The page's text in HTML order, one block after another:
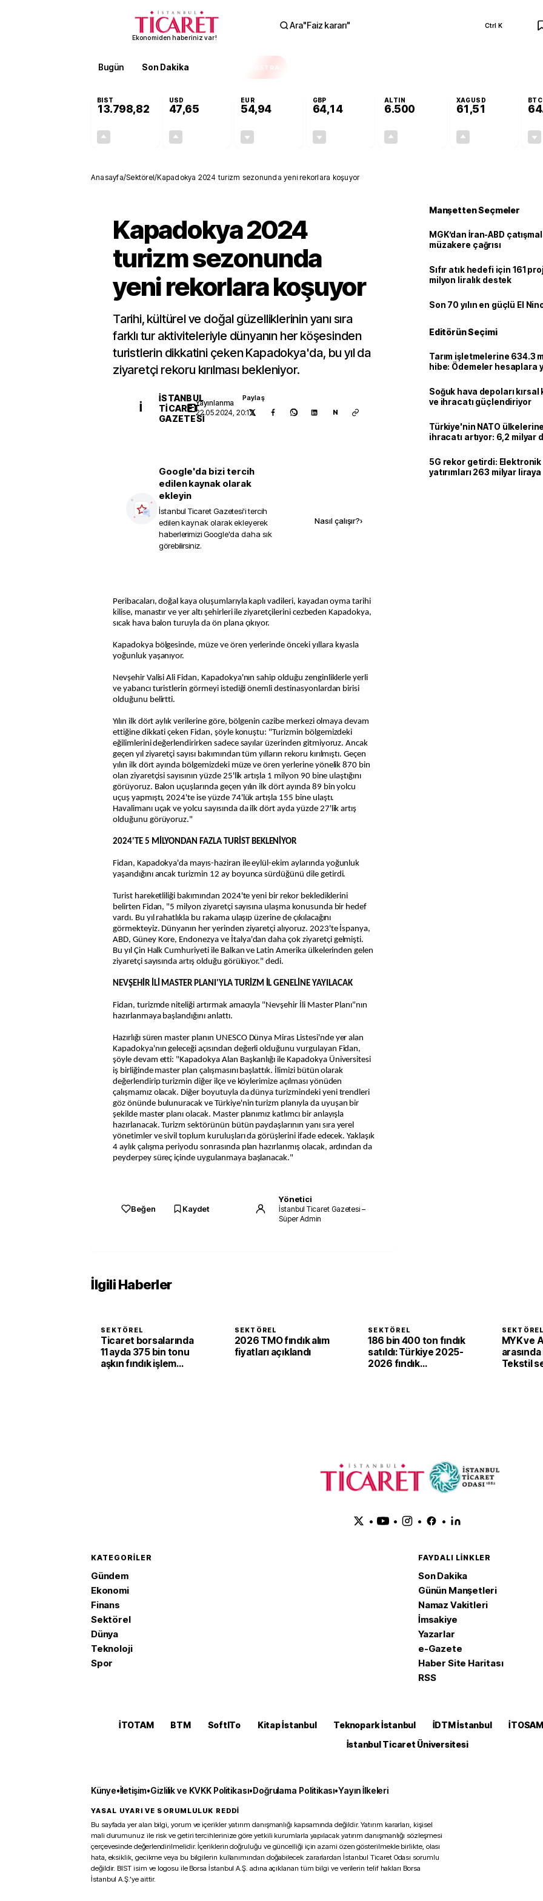
Ekonomiden haberiniz var!
Ara"Faiz kararı" Ctrl K
Bugün Son Dakika EKSTRA
BIST
13.798,82
USD
47,65
EUR
54,94
GBP
64,14
ALTIN
6.500
XAGUSD
61,51
BTC
Anasayfa/Sektörel/Kapadokya 2024 turizm sezonunda yeni rekorlara koşuyor
Kapadokya 2024
turizm sezonunda
yeni rekorlara koşuyor
Tarihi, kültürel ve doğal güzelliklerinin yanı sıra
farklı tur aktiviteleriyle dünyanın her köşesinden
turistlerin dikkatini çeken Kapadokya'da, bu yıl da
ziyaretçi rekoru kırılması bekleniyor.
İ
İSTANBUL
TICARET
GAZETESI
Yayınlanma
22.05.2024, 20:13
Paylaş
N
Google'da bizi tercih
edilen kaynak olarak
ekleyin
İstanbul Ticaret Gazetesi'i tercih
edilen kaynak olarak ekleyerek
haberlerimizi Google'da daha sık
görebilirsiniz.
Nasıl çalışır?›
Peribacaları, doğal kaya oluşumlarıyla kaplı vadileri, kayadan oyma tarihi
kilise, manastır ve yer altı şehirleri ile ziyaretçilerini cezbeden Kapadokya,
sıcak hava balon turuyla da ön plana çıkıyor.
Kapadokya bölgesinde, müze ve ören yerlerinde önceki yıllara kıyasla
yoğunluk yaşanıyor.
Nevşehir Valisi Ali Fidan, Kapadokya'nın sahip olduğu zenginliklerle yerli
ve yabancı turistlerin görmeyi istediği önemli destinasyonlardan birisi
olduğunu belirtti.
Yılın ilk dört aylık verilerine göre, bölgenin cazibe merkezi olmaya devam
ettiğine dikkati çeken Fidan, şöyle konuştu: "Turizmin bölgemizdeki
eğilimlerini değerlendirirken sadece sayılar üzerinden gitmiyoruz. Ancak
geçen yıl ziyaretçi sayısı bakımından tüm yılların rekoru kırılmıştı. Geçen
yılın ilk dört ayında bölgemizdeki müze ve ören yerlerine yönelik 870 bin
olan ziyaretçisi sayısının yüzde 25'lik artışla 1 milyon 90 bine ulaştığını
görüyoruz. Balon uçuşlarında geçen yılın ilk dört ayında 89 bin yolcu
uçuş yapmıştı, 2024'te ise yüzde 74'lük artışla 155 bine ulaştı.
Havalimanı uçak ve yolcu sayısında da ilk dört ayda yüzde 27'lik artış
olduğunu görüyoruz."
2024'TE 5 MİLYONDAN FAZLA TURİST BEKLENİYOR
Fidan, Kapadokya'da mayıs-haziran ile eylül-ekim aylarında yoğunluk
yaşandığını ancak turizmin 12 ay boyunca sürdüğünü dile getirdi.
Turist hareketliliği bakımından 2024'te yeni bir rekor beklediklerini
belirten Fidan, "5 milyon ziyaretçi sayısına ulaşma konusunda bir hedef
vardı. Bu yıl rahatlıkla bu rakama ulaşıp üzerine de çıkılacağını
görmekteyiz. Dünyanın her yerinden ziyaretçi alıyoruz. 2023'te İspanya,
ABD, Güney Kore, Endonezya ve İtalya'dan daha çok ziyaretçi gelmişti.
Bu yıl Çin Halk Cumhuriyeti ile Balkan ve Latin Amerika ülkelerinden gelen
ziyaretçi sayısında artış olduğu görülüyor." dedi.
NEVŞEHİR İLİ MASTER PLANI'YLA TURİZM İL GENELİNE YAYILACAK
Fidan, turizmde niteliği artırmak amacıyla "Nevşehir İli Master Planı"nın
hazırlanmaya başlandığını anlattı.
Hazırlığı süren master planın UNESCO Dünya Miras Listesi'nde yer alan
Kapadokya'nın geleceği açısından değerli olduğunu vurgulayan Fidan,
şöyle devam etti: "Kapadokya Alan Başkanlığı ile Kapadokya Üniversitesi
iş birliğinde master plan çalışmasını başlattık. İlimizi bütün olarak
değerlendirip turizmin diğer ilçe ve köylerimize açılması yönüden
çalışmamız olacak. Diğer boyutuyla da dünya turizmindeki yeni trendleri
göz önünde bulunuracak ve Türkiye'nin turizm planıyla da uyuşan bir
şekilde master planı olacak. Master planımız katlımcı bir anlayışla
hazırlanacak. Turizm sektörünün bütün paydaşlarının yanı sıra yerel
yönetimler ve sivil toplum kuruluşları da görüşlerini ifade edecek. Yaklaşık
4 aylık çalışma periyodu sonrasında plan hazırlanmış olacak, ardından da
peyderpey süreç içinde uygulanmaya başlanacak."
Beğen Kaydet
Yönetici
İstanbul Ticaret Gazetesi –
Süper Admin
Manşetten Seçmeler
MGK’dan İran-ABD
müzakere çağrısı
Sıfır atık hedefi için 161
milyon liralık destek
Son 70 yılın en güçlü El
Editörün Seçimi
Tarım işletmelerine 634.3
hibe: Ödemeler hesaplara
Soğuk hava depoları kırsal
ve ihracatı güçlendiriyor
Türkiye'nin NATO
ihracatı artıyor: 6,2 milyar
5G rekor getirdi:
yatırımları 263 milyar liraya
İlgili Haberler
SEKTÖREL
Ticaret borsalarında
11 ayda 375 bin tonu
aşkın fındık işlem
SEKTÖREL
2026 TMO fındık alım
fiyatları açıklandı
SEKTÖREL
186 bin 400 ton fındık
satıldı: Türkiye 2025-
2026 fındık
SEKTÖREL
MYK ve
Tekstil
• • • •
KATEGORILER
Gündem
Ekonomi
Finans
Sektörel
Dünya
Teknoloji
Spor
FAYDALI LINKLER
Son Dakika
Günün Manşetleri
Namaz Vakitleri
İmsakiye
Yazarlar
e-Gazete
Haber Site Haritası
RSS
İTOTAM BTM SoftITo Kitap İstanbul Teknopark İstanbul İDTM İstanbul İTOSAM
İstanbul Ticaret Üniversitesi
Künye•İletişim•Gizlilik ve KVKK Politikası•Doğrulama Politikası•Yayın İlkeleri
YASAL UYARI VE SORUMLULUK REDDİ
Bu sayfada yer alan bilgi, yorum ve içerikler yatırım danışmanlığı kapsamında değildir. Yatırım kararları, kişisel
mali durumunuz ile risk ve getiri tercihlerinize göre yetkili kurumlarla yapılacak yatırım danışmanlığı sözleşmesi
çerçevesinde değerlendirilmelidir. İçeriklerin doğruluğu ve güncelliği için azami özen gösterilmekle birlikte, olası
hata, eksiklik, gecikme veya bu bilgilerin kullanımından doğabilecek zararlardan İstanbul Ticaret Odası sorumlu
değildir. BIST isim ve logosu ile Borsa İstanbul A.Ş. adına açıklanan tüm bilgi ve verilerin telif hakları Borsa
İstanbul A.Ş.’ye aittir.